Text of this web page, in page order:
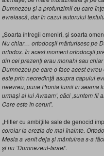
Dumnezeu şi a profunzimii cu care
evreiască, dar în cazul autorului
„Soarta întregii omeniri, şi soarta
Nu chiar… ortodocşii mărturisesc pe
ortodox. În acest moment ortodocşii
din cei prezenţi erau monahi sau
Dumnezeu pe care o face acest
este prin necredinţă asupra capului
neevreu, pune Pronia lumii în seama
urmaşi ai lui Avraam’, căci ‚suntem fii
Care este în ceruri’.
„Hitler cu ambiţiile sale de genocid
corolar la erezia de mai înainte.
Mesia a venit deja şi mântuirea s-a
şi nu ‘Dumnezeul-Israel’.